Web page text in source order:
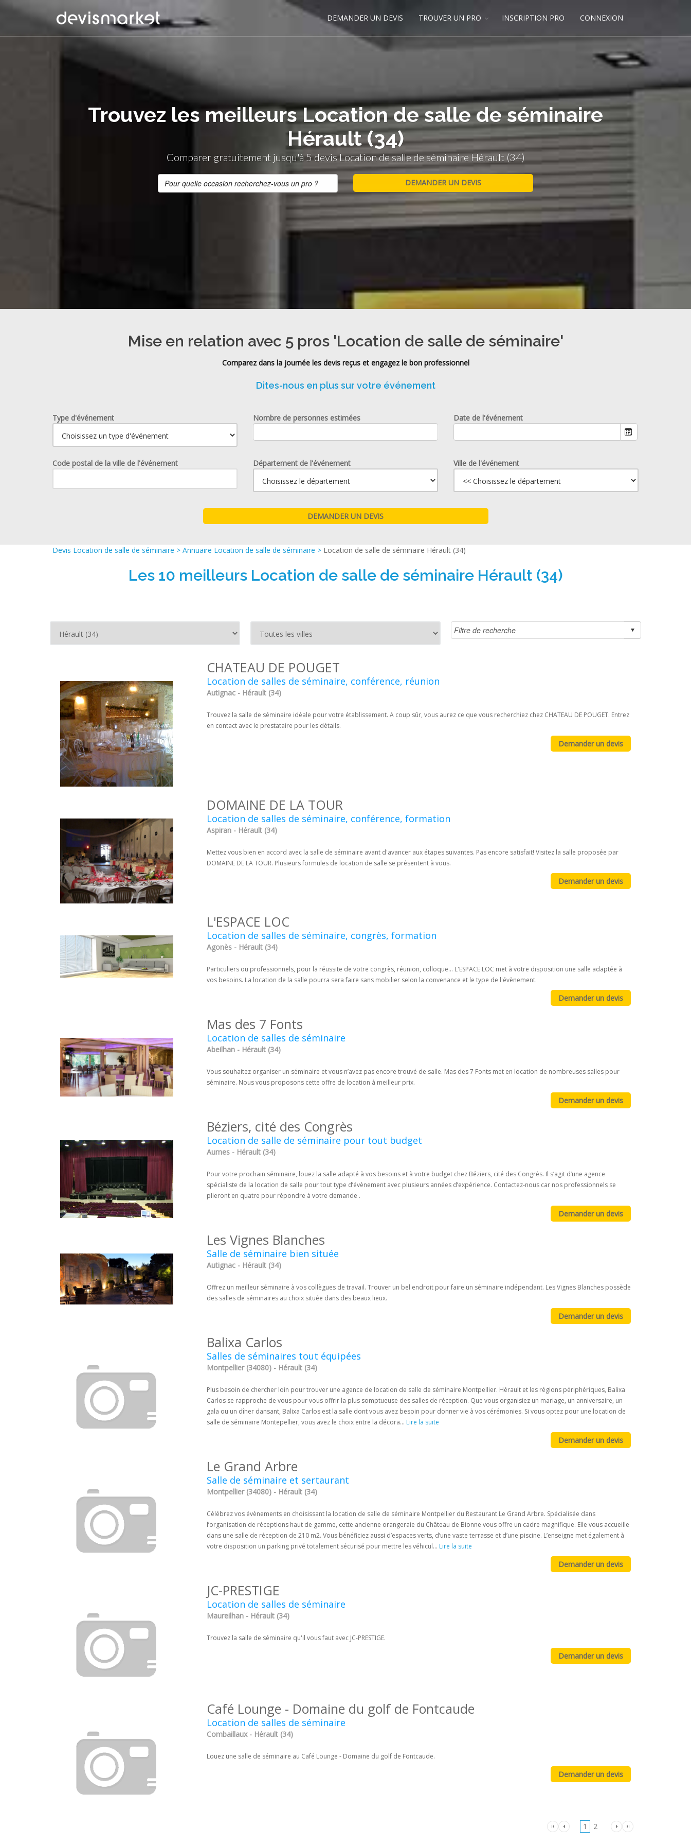
DEMANDER UN DEVIS TROUVER UN PRO INSCRIPTION PRO CONNEXION
Trouvez les meilleurs Location de salle de séminaire
Hérault (34)
Comparer gratuitement jusqu'à 5 devis Location de salle de séminaire Hérault (34)
Mise en relation avec 5 pros 'Location de salle de séminaire'
Comparez dans la journée les devis reçus et engagez le bon professionnel
Dites-nous en plus sur votre événement
Type d'événement Nombre de personnes estimées
Date de l'événement
Code postal de la ville de l'événement Département de l'événement Ville de l'événement
Devis Location de salle de séminaire > Annuaire Location de salle de séminaire > Location de salle de séminaire Hérault (34)
Les 10 meilleurs Location de salle de séminaire Hérault (34)
CHATEAU DE POUGET
Location de salles de séminaire, conférence, réunion
Autignac - Hérault (34)
Trouvez la salle de séminaire idéale pour votre établissement. A coup sûr, vous aurez ce que vous recherchiez chez CHATEAU DE POUGET. Entrez
en contact avec le prestataire pour les détails.
DOMAINE DE LA TOUR
Location de salles de séminaire, conférence, formation
Aspiran - Hérault (34)
Mettez vous bien en accord avec la salle de séminaire avant d'avancer aux étapes suivantes. Pas encore satisfait! Visitez la salle proposée par
DOMAINE DE LA TOUR. Plusieurs formules de location de salle se présentent à vous.
L'ESPACE LOC
Location de salles de séminaire, congrès, formation
Agonès - Hérault (34)
Particuliers ou professionnels, pour la réussite de votre congrès, réunion, colloque... L'ESPACE LOC met à votre disposition une salle adaptée à
vos besoins. La location de la salle pourra sera faire sans mobilier selon la convenance et le type de l'évènement.
Mas des 7 Fonts
Location de salles de séminaire
Abeilhan - Hérault (34)
Vous souhaitez organiser un séminaire et vous n’avez pas encore trouvé de salle. Mas des 7 Fonts met en location de nombreuses salles pour
séminaire. Nous vous proposons cette offre de location à meilleur prix.
Béziers, cité des Congrès
Location de salle de séminaire pour tout budget
Aumes - Hérault (34)
Pour votre prochain séminaire, louez la salle adapté à vos besoins et à votre budget chez Béziers, cité des Congrès. Il s’agit d’une agence
spécialiste de la location de salle pour tout type d’évènement avec plusieurs années d’expérience. Contactez-nous car nos professionnels se
plieront en quatre pour répondre à votre demande .
Les Vignes Blanches
Salle de séminaire bien située
Autignac - Hérault (34)
Offrez un meilleur séminaire à vos collègues de travail. Trouver un bel endroit pour faire un séminaire indépendant. Les Vignes Blanches possède
des salles de séminaires au choix située dans des beaux lieux.
Balixa Carlos
Salles de séminaires tout équipées
Montpellier (34080) - Hérault (34)
Plus besoin de chercher loin pour trouver une agence de location de salle de séminaire Montpellier. Hérault et les régions périphériques, Balixa
Carlos se rapproche de vous pour vous offrir la plus somptueuse des salles de réception. Que vous organisiez un mariage, un anniversaire, un
gala ou un dîner dansant, Balixa Carlos est la salle dont vous avez besoin pour donner vie à vos cérémonies. Si vous optez pour une location de
salle de séminaire Montepellier, vous avez le choix entre la décora... Lire la suite
Le Grand Arbre
Salle de séminaire et sertaurant
Montpellier (34080) - Hérault (34)
Célébrez vos évènements en choisissant la location de salle de séminaire Montpellier du Restaurant Le Grand Arbre. Spécialisée dans
l’organisation de réceptions haut de gamme, cette ancienne orangeraie du Château de Bionne vous offre un cadre magnifique. Elle vous accueille
dans une salle de réception de 210 m2. Vous bénéficiez aussi d’espaces verts, d’une vaste terrasse et d’une piscine. L’enseigne met également à
votre disposition un parking privé totalement sécurisé pour mettre les véhicul... Lire la suite
JC-PRESTIGE
Location de salles de séminaire
Maureilhan - Hérault (34)
Trouvez la salle de séminaire qu'il vous faut avec JC-PRESTIGE.
Café Lounge - Domaine du golf de Fontcaude
Location de salles de séminaire
Combaillaux - Hérault (34)
Louez une salle de séminaire au Café Lounge - Domaine du golf de Fontcaude.
1 2